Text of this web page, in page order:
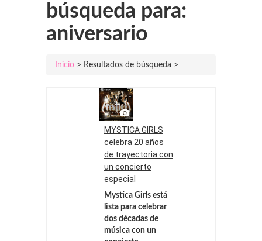
búsqueda para:
aniversario
Inicio > Resultados de búsqueda >
MYSTICA GIRLS
celebra 20 años
de trayectoria con
un concierto
especial
Mystica Girls está
lista para celebrar
dos décadas de
música con un